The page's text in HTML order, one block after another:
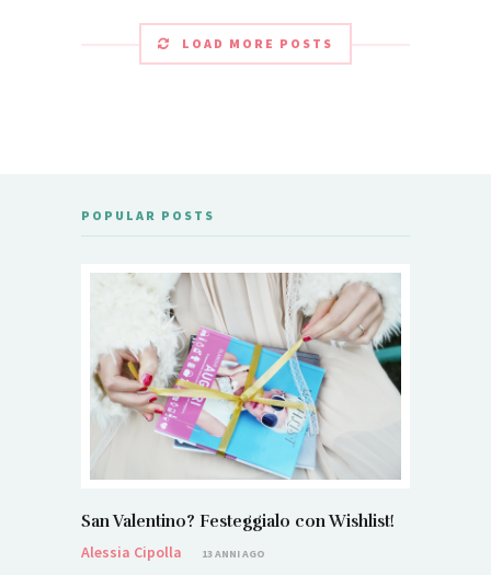
LOAD MORE POSTS
POPULAR POSTS
San Valentino? Festeggialo con Wishlist!
Alessia Cipolla
13 ANNI AGO